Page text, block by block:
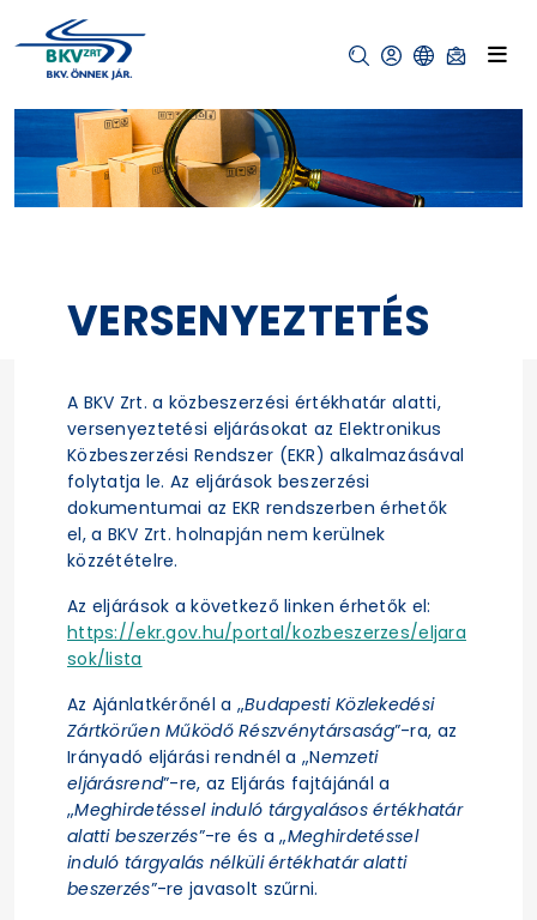
VERSENYEZTETÉS
A BKV Zrt. a közbeszerzési értékhatár alatti,
versenyeztetési eljárásokat az Elektronikus
Közbeszerzési Rendszer (EKR) alkalmazásával
folytatja le. Az eljárások beszerzési
dokumentumai az EKR rendszerben érhetők
el, a BKV Zrt. holnapján nem kerülnek
közzétételre.
Az eljárások a következő linken érhetők el:
https://ekr.gov.hu/portal/kozbeszerzes/eljara
sok/lista
Az Ajánlatkérőnél a „Budapesti Közlekedési
Zártkörűen Működő Részvénytársaság”-ra, az
Irányadó eljárási rendnél a „Nemzeti
eljárásrend”-re, az Eljárás fajtájánál a
„Meghirdetéssel induló tárgyalásos értékhatár
alatti beszerzés”-re és a „Meghirdetéssel
induló tárgyalás nélküli értékhatár alatti
beszerzés”-re javasolt szűrni.